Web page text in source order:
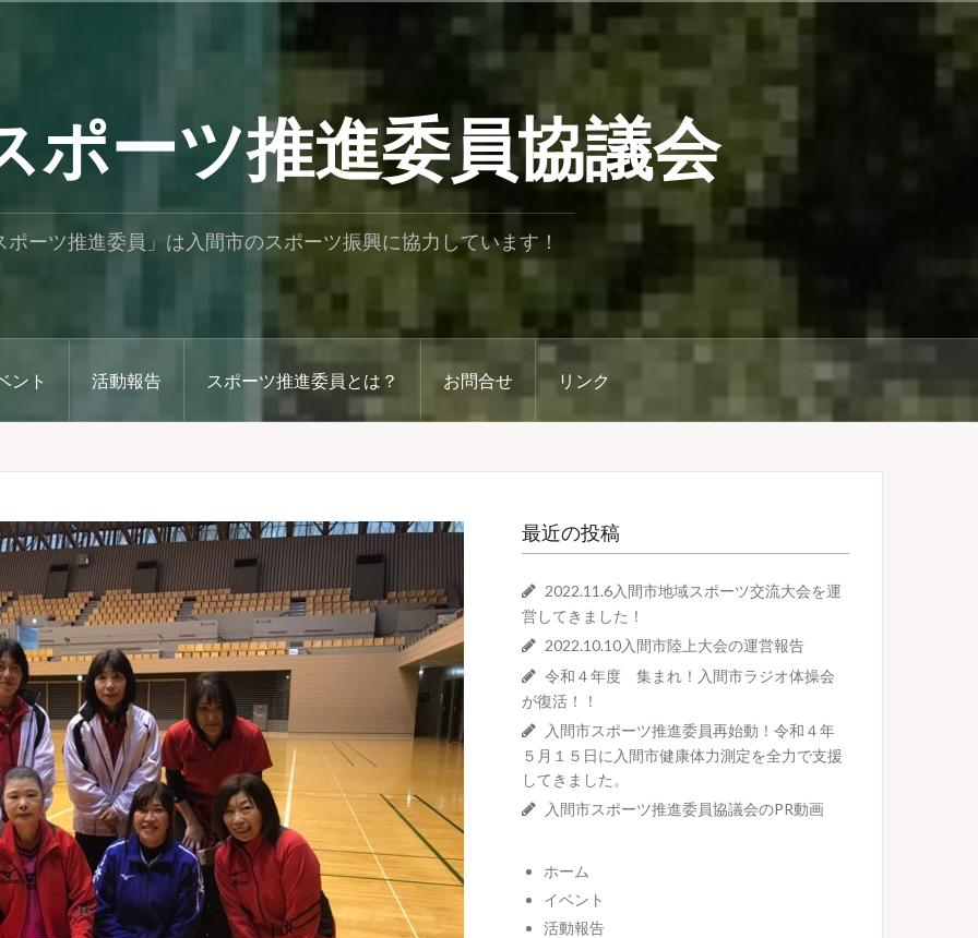
ポーツ推進委員協議会
ポーツ推進委員」は入間市のスポーツ振興に協力しています！
ント 活動報告 スポーツ推進委員とは？ お問合せ リンク
最近の投稿
2022.11.6入間市地域スポーツ交流大会を運
営してきました！
2022.10.10入間市陸上大会の運営報告
令和４年度 集まれ！入間市ラジオ体操会
が復活！！
入間市スポーツ推進委員再始動！令和４年
５月１５日に入間市健康体力測定を全力で支援
してきました。
入間市スポーツ推進委員協議会のPR動画
ホーム
イベント
活動報告